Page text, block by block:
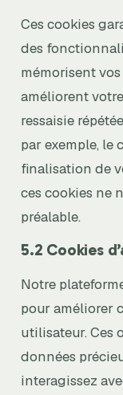
Ces cookies
des
mémorisent
améliorent
ressaisie
par exemple, le
finalisation de
ces cookies ne
préalable.
5.2 Cookies
Notre
pour améliorer
utilisateur. Ces
données
interagissez